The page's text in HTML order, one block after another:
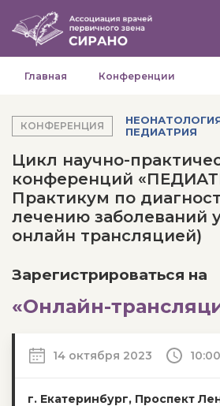
Главная Конференции
КОНФЕРЕНЦИЯ
ПЕДИАТРИЯ
Цикл научно-
конференций
Практикум по
лечению заболеваний
онлайн трансляцией)
Зарегистрироваться на
«Онлайн-
14 октября 2023 10:00
г. Екатеринбург, Проспект